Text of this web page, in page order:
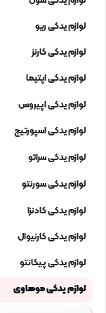
لوازم یدکی ریو
لوازم یدکی کارنز
لوازم یدکی اپتیما
لوازم یدکی اپیروس
لوازم یدکی اسپورتیج
لوازم یدکی سراتو
لوازم یدکی سورنتو
لوازم یدکی کادنزا
لوازم یدکی کارنیوال
لوازم یدکی پیکانتو
لوازم یدکی موهاوی